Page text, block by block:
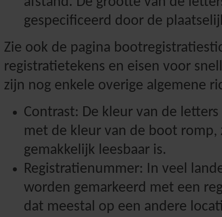
gespecificeerd door de
Zie ook de pagina
registratietekens en eisen voor
zijn nog enkele overige algemene
Contrast: De kleur van de
met de kleur van de boot romp,
gemakkelijk leesbaar is.
Registratienummer: In veel
worden gemarkeerd met een
dat meestal op een andere